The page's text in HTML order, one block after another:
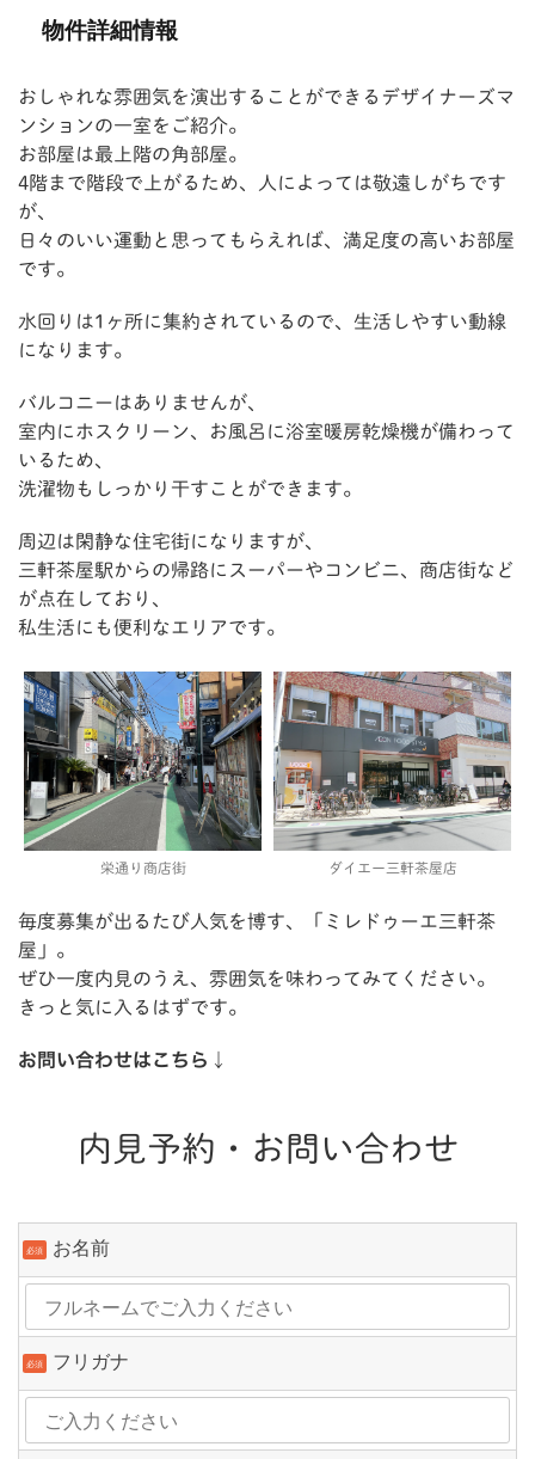
物件詳細情報
おしゃれな雰囲気を演出することができるデザイナーズマ
ンションの一室をご紹介。
お部屋は最上階の角部屋。
4階まで階段で上がるため、人によっては敬遠しがちです
が、
日々のいい運動と思ってもらえれば、満足度の高いお部屋
です。
水回りは1ヶ所に集約されているので、生活しやすい動線
になります。
バルコニーはありませんが、
室内にホスクリーン、お風呂に浴室暖房乾燥機が備わって
いるため、
洗濯物もしっかり干すことができます。
周辺は閑静な住宅街になりますが、
三軒茶屋駅からの帰路にスーパーやコンビニ、商店街など
が点在しており、
私生活にも便利なエリアです。
栄通り商店街 ダイエー三軒茶屋店
毎度募集が出るたび人気を博す、「ミレドゥーエ三軒茶
屋」。
ぜひ一度内見のうえ、雰囲気を味わってみてください。
きっと気に入るはずです。
お問い合わせはこちら↓
内見予約・お問い合わせ
必須 お名前
必須 フリガナ